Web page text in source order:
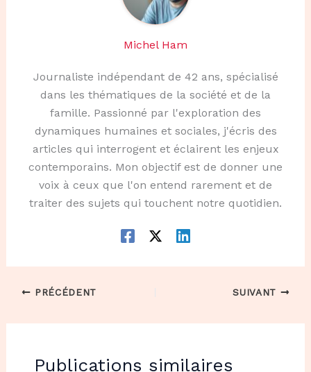
Michel Ham
Journaliste indépendant de 42 ans, spécialisé
dans les thématiques de la société et de la
famille. Passionné par l'exploration des
dynamiques humaines et sociales, j'écris des
articles qui interrogent et éclairent les enjeux
contemporains. Mon objectif est de donner une
voix à ceux que l'on entend rarement et de
traiter des sujets qui touchent notre quotidien.
PRÉCÉDENT SUIVANT
Publications similaires